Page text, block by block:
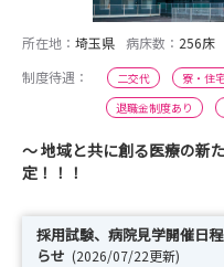
所在地： 埼玉県 病床数： 256床
制度待遇：
二交代 寮・住
退職金制度あり
～ 地域と共に創る医療の新
定！！！
採用試験、病院見学開催日
らせ (2026/07/22更新)